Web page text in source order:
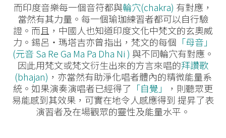
而印度音樂每一個音符都與輪穴(chakra) 有對應，
當然有其力量。每一個瑜珈練習者都可以自行驗
證。而且，中國人也知道印度文化中梵文的玄奧威
力。錫呂‧瑪塔吉亦曾指出，梵文的每個 「母音」
(元音 Sa Re Ga Ma Pa Dha Ni ) 與不同輪穴有對應。
因此用梵文或梵文衍生出來的方言來唱的拜讚歌
(bhajan) ，亦當然有助淨化唱者體內的精微能量系
統。如果演奏演唱者已經得了 「自覺」
，則聽眾更
易能感到其效果，可實在地令人感應得到 提昇了表
演習者及在場觀眾的靈性及能量水平。